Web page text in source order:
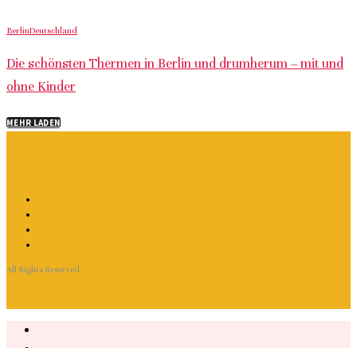
BerlinDeutschland
Die schönsten Thermen in Berlin und drumherum – mit und
ohne Kinder
MEHR LADEN
All Rights Reserved